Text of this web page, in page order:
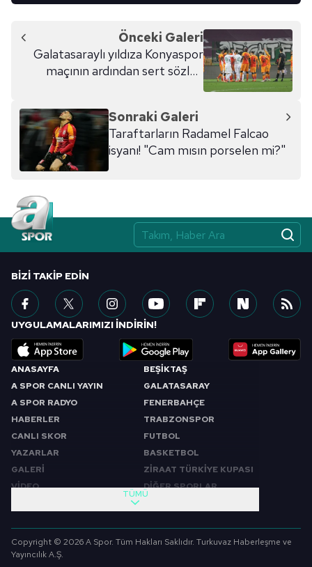
Önceki Galeri
Galatasaraylı yıldıza Konyaspor
maçının ardından sert sözler!
Sonraki Galeri
Taraftarların Radamel Falcao
isyanı! "Cam mısın porselen mi?"
ANASAYFA
A SPOR CANLI YAYIN
A SPOR RADYO
HABERLER
CANLI SKOR
YAZARLAR
GALERİ
VİDEO
BEŞİKTAŞ
GALATASARAY
FENERBAHÇE
TRABZONSPOR
FUTBOL
BASKETBOL
ZİRAAT TÜRKİYE KUPASI
DİĞER SPORLAR
SABAH SPORU
SPOR GÜNDEMİ
FUTBOL
TÜMÜ
BIZI TAKIP EDIN
UYGULAMALARIMIZI İNDİRİN!
Copyright © 2026 A Spor. Tüm Hakları Saklıdır. Turkuvaz Haberleşme ve
Yayıncılık A.Ş.